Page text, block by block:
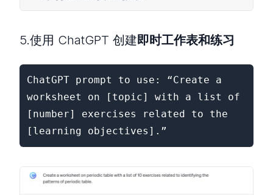
5.使用 ChatGPT 创建即时工作表和练习
ChatGPT prompt to use: “Create a
worksheet on [topic] with a list of
[number] exercises related to the
[learning objectives].”